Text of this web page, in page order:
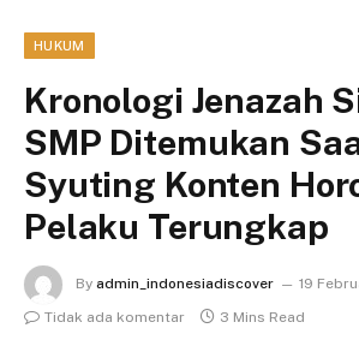
HUKUM
Kronologi Jenazah
SMP Ditemukan
Syuting Konten
Pelaku Terungkap
By admin_indonesiadiscover
19
Tidak ada komentar
3 Mins Read